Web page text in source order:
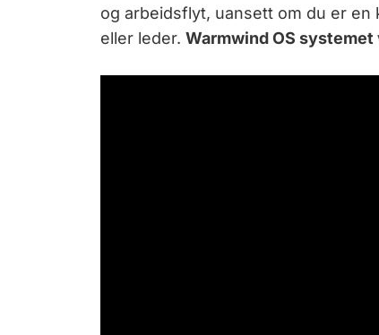
og arbeidsflyt, uansett om du er
eller leder. Warmwind OS